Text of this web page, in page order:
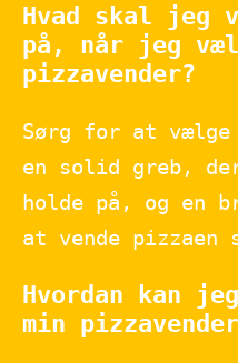
Hvad skal jeg
på, når jeg
pizzavender?
Sørg for at vælge
en solid greb,
holde på, og en
at vende pizzaen
Hvordan kan
min